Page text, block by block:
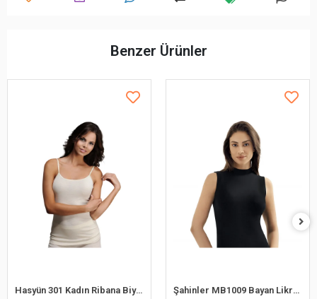
Benzer Ürünler
Hasyün 301 Kadın Ribana Biyeli Yün İp Askılı Atlet Şahinler MB1009 Bayan Likralı Balıkcı Yaka Atlet